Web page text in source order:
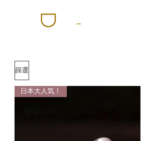
篩選
日本大人気！